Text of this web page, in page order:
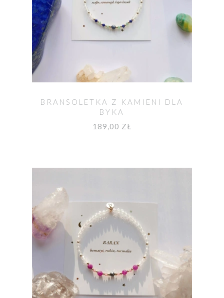
BRANSOLETKA Z KAMIENI DLA
BYKA
189,00 ZŁ